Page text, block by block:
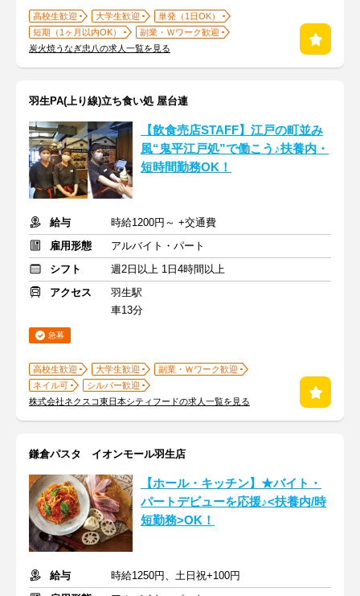
高校生歓迎 大学生歓迎
単発（1日OK）
短期（1ヶ月以内OK）
副業・Ｗワーク歓迎
炭火焼うなぎ忠八の求人一覧を見る
羽生PA(上り線)立ち食い処 屋台連
【飲食売店STAFF】江戸の町並み
風“鬼平江戸処”で働こう♪扶養内・
短時間勤務OK！
給与
時給1200円～ +交通費
雇用形態
アルバイト・パート
シフト
週2日以上 1日4時間以上
アクセス
羽生駅
車13分
急募
高校生歓迎 大学生歓迎
副業・Ｗワーク歓迎
ネイル可
シルバー歓迎
株式会社ネクスコ東日本シティフードの求人一覧を見る
鎌倉パスタ イオンモール羽生店
【ホール・キッチン】★バイト・
パートデビューを応援♪<扶養内/時
短勤務>OK！
給与
時給1250円、土日祝+100円